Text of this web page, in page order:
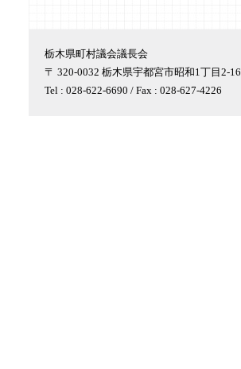
栃木県町村議会議長会
〒 320-0032 栃木県宇都宮市昭和1丁目2-16
Tel : 028-622-6690 / Fax : 028-627-4226